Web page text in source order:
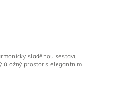
sladěnou sestavu
úložný prostor s elegantním